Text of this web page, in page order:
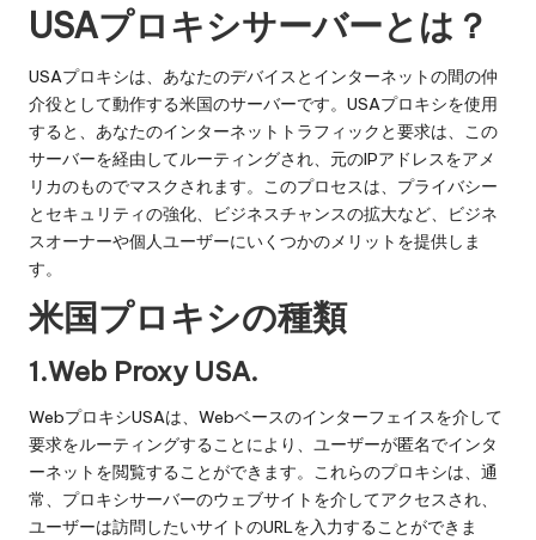
e
y
Pr
o
x
y
に
つ
い
て。
USAプロキシサーバーとは？
USAプロキシは、あなたのデバイスとインターネットの間の仲
介役として動作する米国のサーバーです。USAプロキシを使用
すると、あなたのインターネットトラフィックと要求は、この
サーバーを経由してルーティングされ、元のIPアドレスをアメ
リカのものでマスクされます。このプロセスは、プライバシー
とセキュリティの強化、ビジネスチャンスの拡大など、ビジネ
スオーナーや個人ユーザーにいくつかのメリットを提供しま
す。
米国プロキシの種類
1.Web Proxy USA.
WebプロキシUSAは、Webベースのインターフェイスを介して
要求をルーティングすることにより、ユーザーが匿名でインタ
ーネットを閲覧することができます。これらのプロキシは、通
常、プロキシサーバーのウェブサイトを介してアクセスされ、
ユーザーは訪問したいサイトのURLを入力することができま